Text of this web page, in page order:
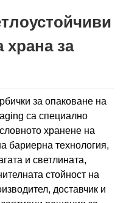
храна за
за опаковане на
са специално
хранене на
бариерна технология,
и светлината,
стойност на
доставчик и